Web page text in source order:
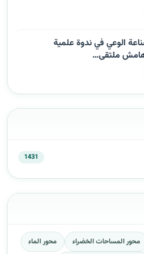
الوعي في ندوة علمية
ملتقى…
1431
محور المساحات الخضراء
محور الماء